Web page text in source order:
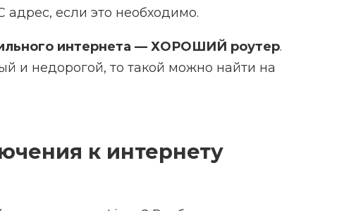
если это необходимо.
интернета — ХОРОШИЙ роутер.
и недорогой, то такой можно найти на
к интернету